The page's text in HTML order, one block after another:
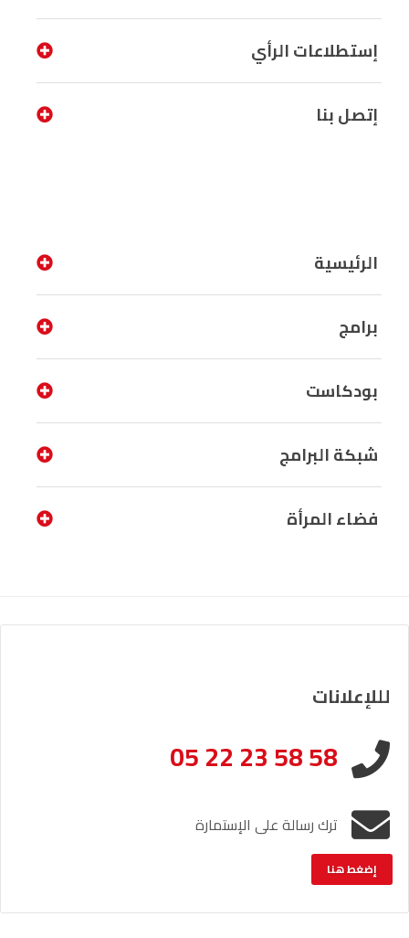
إستطلاعات الرأي
إتصل بنا
الرئيسية
برامج
بودكاست
شبكة البرامج
فضاء المرأة
لللإعلانات
05 22 23 58 58
ترك رسالة على الإستمارة
إضغط هنا